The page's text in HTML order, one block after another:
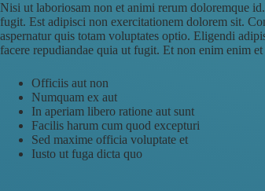
Nisi ut laboriosam non et animi rerum doloremque
fugit. Est adipisci non exercitationem dolorem sit.
aspernatur quis totam voluptates optio. Eligendi
facere repudiandae quia ut fugit. Et non enim enim
Officiis aut non
Numquam ex aut
In aperiam libero ratione aut sunt
Facilis harum cum quod excepturi
Sed maxime officia voluptate et
Iusto ut fuga dicta quo